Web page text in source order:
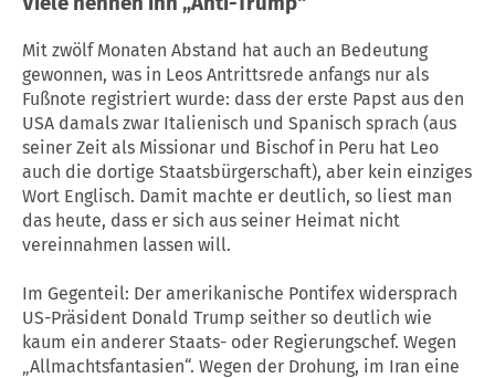
Mit zwölf Monaten Abstand hat auch an Bedeutung
gewonnen, was in Leos Antrittsrede anfangs nur als
Fußnote registriert wurde: dass der erste Papst aus den
USA damals zwar Italienisch und Spanisch sprach (aus
seiner Zeit als Missionar und Bischof in Peru hat Leo
auch die dortige Staatsbürgerschaft), aber kein einziges
Wort Englisch. Damit machte er deutlich, so liest man
das heute, dass er sich aus seiner Heimat nicht
vereinnahmen lassen will.
Im Gegenteil: Der amerikanische Pontifex widersprach
US-Präsident Donald Trump seither so deutlich wie
kaum ein anderer Staats- oder Regierungschef. Wegen
„Allmachtsfantasien“. Wegen der Drohung, im Iran eine